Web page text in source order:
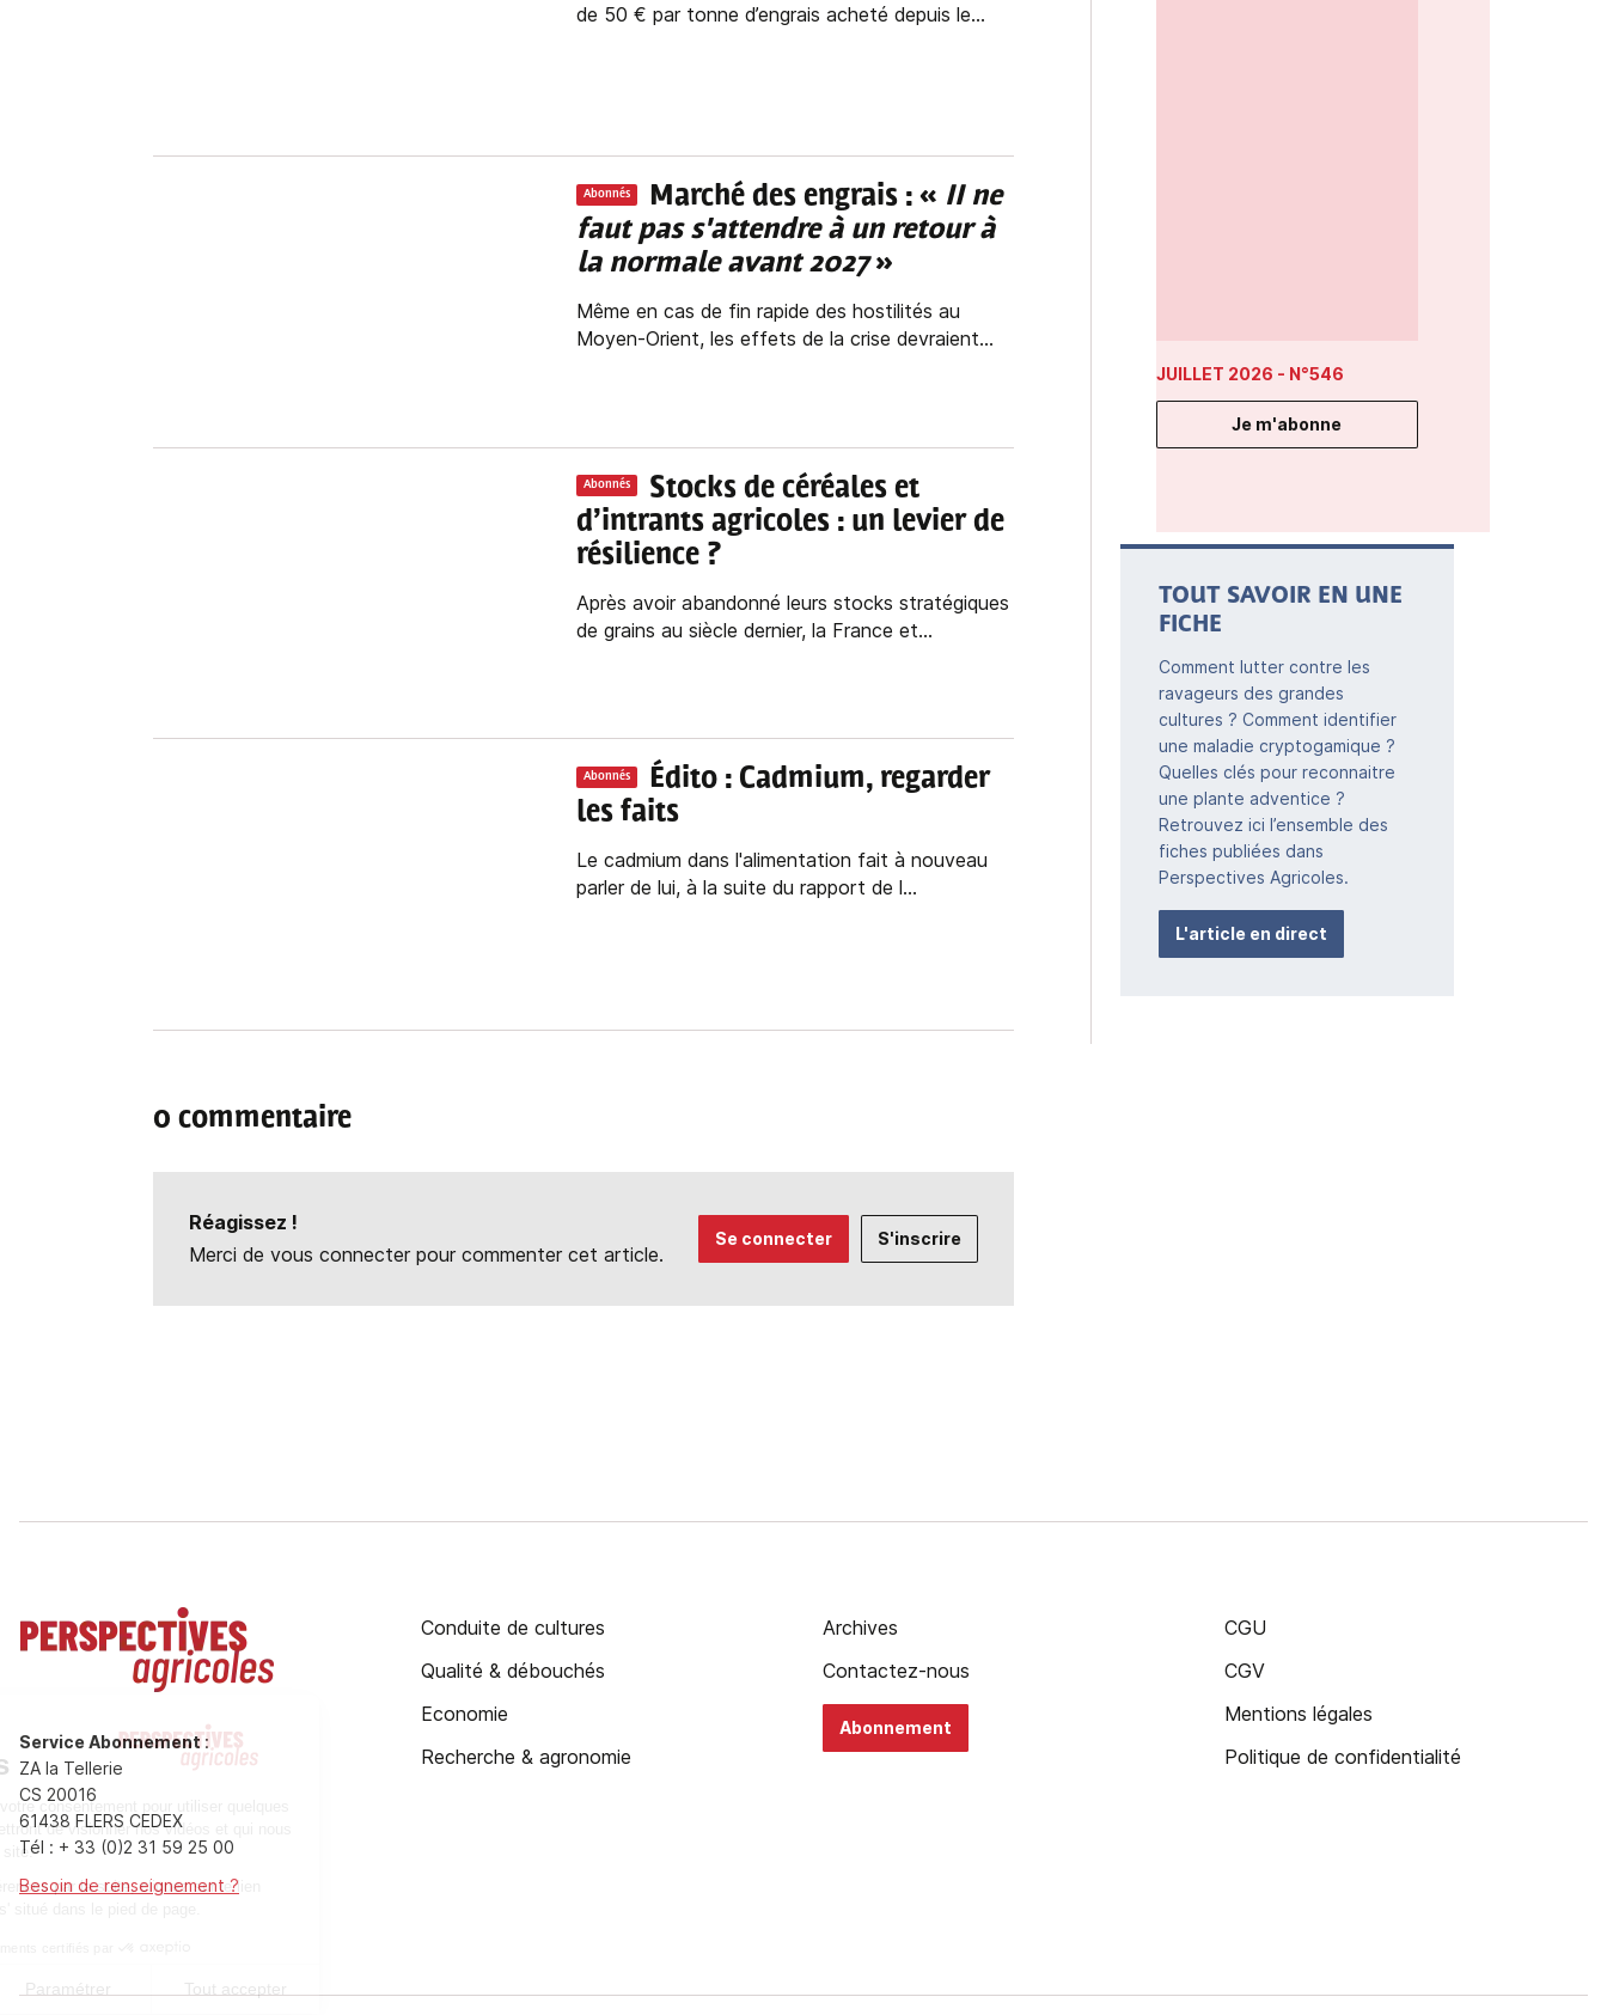
de 50 € par tonne d’engrais acheté depuis le...
Abonnés Marché des engrais : « II ne
faut pas s'attendre à un retour à
la normale avant 2027»
Même en cas de fin rapide des hostilités au
Moyen-Orient, les effets de la crise devraient...
Abonnés
Stocks de céréales et
d’intrants agricoles : un levier de
résilience ?
Après avoir abandonné leurs stocks stratégiques
de grains au siècle dernier, la France et...
Abonnés
Édito : Cadmium, regarder
les faits
Le cadmium dans l'alimentation fait à nouveau
parler de lui, à la suite du rapport de l...
0 commentaire
Réagissez !
Merci de vous connecter pour commenter cet article.
Se connecter S'inscrire
JUILLET 2026 - N°546
Je m'abonne
TOUT SAVOIR EN UNE
FICHE
Comment lutter contre les
ravageurs des grandes
cultures ? Comment identifier
une maladie cryptogamique ?
Quelles clés pour reconnaitre
une plante adventice ?
Retrouvez ici l’ensemble des
fiches publiées dans
Perspectives Agricoles.
L'article en direct
Service Abonnement :
ZA la Tellerie
CS 20016
61438 FLERS CEDEX
Tél : + 33 (0)2 31 59 25 00
Besoin de renseignement ?
Conduite de cultures
Qualité & débouchés
Economie
Recherche & agronomie
Archives
Contactez-nous
Abonnement
CGU
CGV
Mentions légales
Politique de confidentialité